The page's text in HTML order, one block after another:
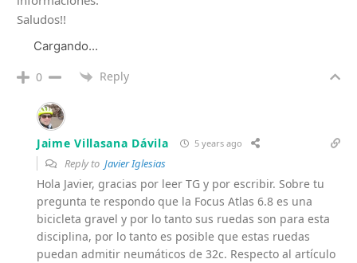
Saludos!!
Cargando...
0 Reply
Jaime Villasana Dávila 5 years ago
Reply to Javier Iglesias
Hola Javier, gracias por leer TG y por escribir. Sobre tu
pregunta te respondo que la Focus Atlas 6.8 es una
bicicleta gravel y por lo tanto sus ruedas son para esta
disciplina, por lo tanto es posible que estas ruedas
puedan admitir neumáticos de 32c. Respecto al artículo